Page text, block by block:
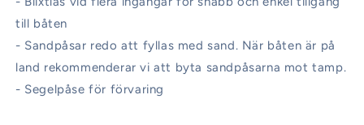
till båten
- Sandpåsar redo att fyllas med sand. När båten är på
land rekommenderar vi att byta sandpåsarna mot tamp.
- Segelpåse för förvaring